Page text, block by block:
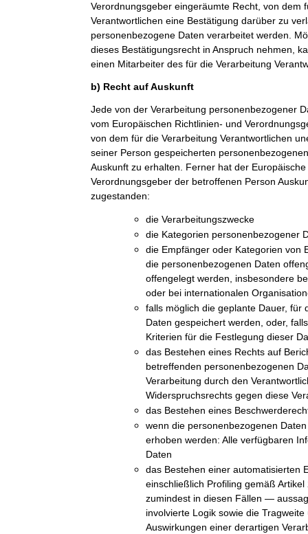
Verordnungsgeber eingeräumte Recht, von dem
Verantwortlichen eine Bestätigung darüber zu
personenbezogene Daten verarbeitet werden.
dieses Bestätigungsrecht in Anspruch nehmen,
einen Mitarbeiter des für die Verarbeitung
b) Recht auf Auskunft
Jede von der Verarbeitung personenbezogener
vom Europäischen Richtlinien- und
von dem für die Verarbeitung Verantwortlichen
seiner Person gespeicherten
Auskunft zu erhalten. Ferner hat der
Verordnungsgeber der betroffenen Person
zugestanden:
die Verarbeitungszwecke
die Kategorien personenbezogener
die Empfänger oder Kategorien von
die personenbezogenen Daten
offengelegt werden, insbesondere
oder bei internationalen
falls möglich die geplante Dauer, für
Daten gespeichert werden, oder,
Kriterien für die Festlegung dieser
das Bestehen eines Rechts auf
betreffenden personenbezogenen
Verarbeitung durch den
Widerspruchsrechts gegen diese
das Bestehen eines
wenn die personenbezogenen
erhoben werden: Alle verfügbaren
Daten
das Bestehen einer automatisierten
einschließlich Profiling gemäß
zumindest in diesen Fällen —
involvierte Logik sowie die
Auswirkungen einer derartigen